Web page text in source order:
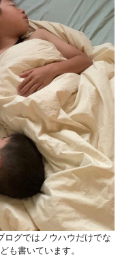
ログではノウハウだけでな
も書いています。